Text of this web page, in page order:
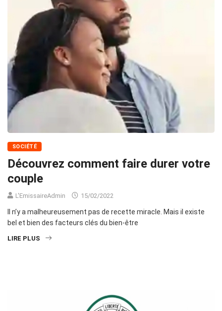
SOCIÉTÉ
Découvrez comment faire durer votre
couple
L'EmissaireAdmin 15/02/2022
Il n’y a malheureusement pas de recette miracle. Mais il existe
bel et bien des facteurs clés du bien-être
LIRE PLUS